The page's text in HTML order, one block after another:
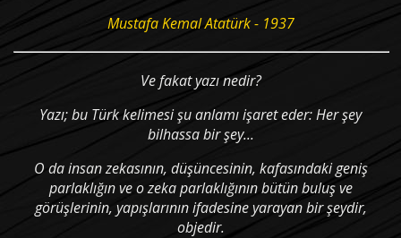
Mustafa Kemal Atatürk - 1937
Ve fakat yazı nedir?
Yazı; bu Türk kelimesi şu anlamı işaret eder: Her şey
bilhassa bir şey...
O da insan zekasının, düşüncesinin, kafasındaki geniş
parlaklığın ve o zeka parlaklığının bütün buluş ve
görüşlerinin, yapışlarının ifadesine yarayan bir şeydir,
objedir.